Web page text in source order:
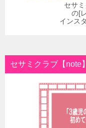
セサ
の[
インス
セサミクラブ【note